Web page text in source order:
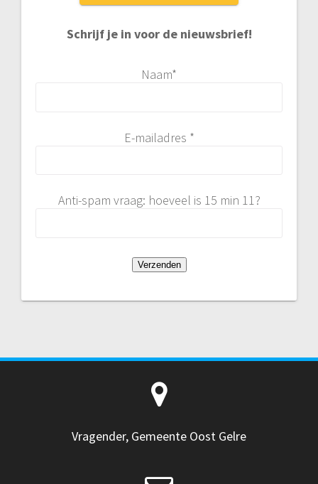
Schrijf je in voor de nieuwsbrief!
Naam*
E-mailadres *
Anti-spam vraag: hoeveel is 15 min 11?
Vragender, Gemeente Oost Gelre